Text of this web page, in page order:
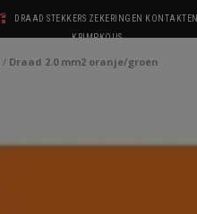
DRAAD STEKKERS ZEKERINGEN KONTAKTEN
KRIMPKOUS
/ Draad 2.0 mm2 oranje/groen